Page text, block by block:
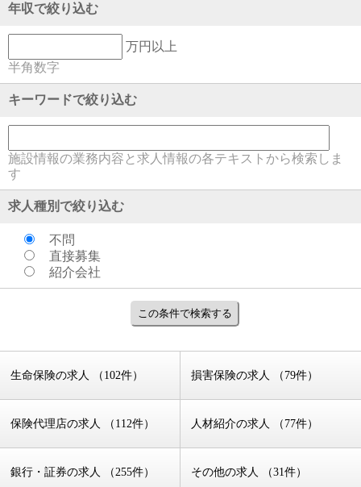
年収で絞り込む
万円以上
半角数字
キーワードで絞り込む
施設情報の業務内容と求人情報の各テキストから検索しま
す
求人種別で絞り込む
不問
直接募集
紹介会社
生命保険の求人 （102件） 損害保険の求人 （79件）
保険代理店の求人 （112件） 人材紹介の求人 （77件）
銀行・証券の求人 （255件） その他の求人 （31件）